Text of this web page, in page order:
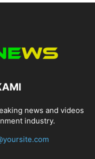
news and videos
industry.